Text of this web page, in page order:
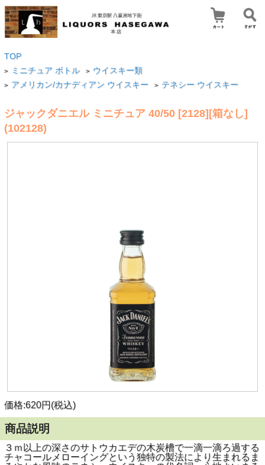
TOP
> ミニチュア ボトル > ウイスキー類
> アメリカン/カナディアン ウイスキー > テネシー ウイスキー
ジャックダニエル ミニチュア 40/50 [2128][箱なし]
(102128)
価格:620円(税込)
商品説明
３ｍ以上の深さのサトウカエデの木炭槽で一滴一滴ろ過する
チャコールメローイングという独特の製法により生まれるま